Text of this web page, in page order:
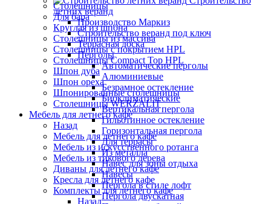
летних веранд
Производство Маркиз
Строительство веранд под ключ
Террасная доска
Перголы
Автоматические перголы
Алюминиевые
Безрамное остекление
Биоклиматические
Вертикальная пергола
Гильотинное остекление
Горизонтальная пергола
Для террасы
Из металла
Навес для зоны отдыха
Навесы
Пергола в стиле лофт
Пергола двускатная
Столешницы
Для бара
Круглая из шпона
Столешницы из массива
Столешницы с покрытием HPL
Столешницы Сompact Top HPL
Шпон дуба
Шпон ореха
Шпонированные столешницы
Столешницы WERZALIT
Мебель для летнего кафе
Назад
Мебель для летнего кафе
Мебель из искусственного ротанга
Мебель из тикового дерева
Диваны для летнего кафе
Кресла для летнего кафе
Комплекты для летнего кафе
Назад